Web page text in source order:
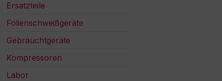
Ersatzteile
Folienschweißgeräte
Gebrauchtgeräte
Kompressoren
Labor